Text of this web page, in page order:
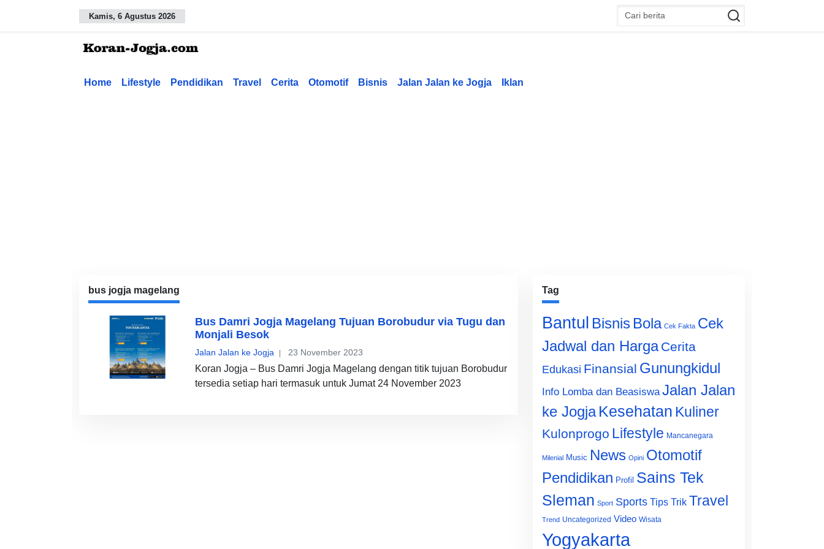
Kamis, 6 Agustus 2026
Home Lifestyle Pendidikan Travel Cerita Otomotif Bisnis Jalan Jalan ke Jogja Iklan
bus jogja magelang
Bus Damri Jogja Magelang Tujuan Borobudur via Tugu dan
Monjali Besok
Jalan Jalan ke Jogja 23 November 2023
Koran Jogja – Bus Damri Jogja Magelang dengan titik tujuan Borobudur
tersedia setiap hari termasuk untuk Jumat 24 November 2023
Tag
Bantul Bisnis Bola Cek Fakta Cek
Jadwal dan Harga Cerita
Edukasi Finansial Gunungkidul
Info Lomba dan Beasiswa Jalan Jalan
ke Jogja Kesehatan Kuliner
Kulonprogo Lifestyle Mancanegara
Milenial Music News Opini Otomotif
Pendidikan Profil Sains Tek
Sleman Sport Sports Tips Trik Travel
Trend Uncategorized Video Wisata
Yogyakarta